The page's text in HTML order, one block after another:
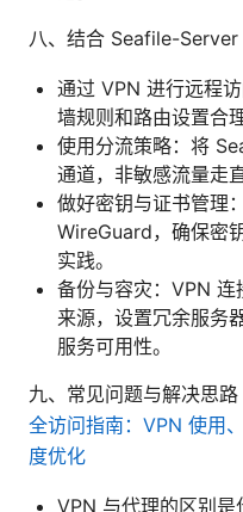
八、结合 Seafile-Server
通过 VPN 进行远程
墙规则和路由设置合
使用分流策略：将
通道，非敏感流量走
做好密钥与证书管理
WireGuard，确保密
实践。
备份与容灾：VPN
来源，设置冗余服务
服务可用性。
九、常见问题与解决思路
全访问指南：VPN 使用
度优化
VPN 与代理的区别是